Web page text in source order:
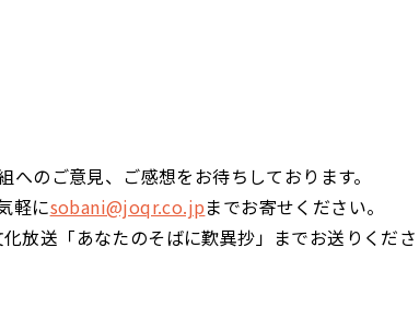
へのご意見、ご感想をお待ちしております。
軽にsobani@joqr.co.jpまでお寄せください。
放送「あなたのそばに歎異抄」までお送りくださ